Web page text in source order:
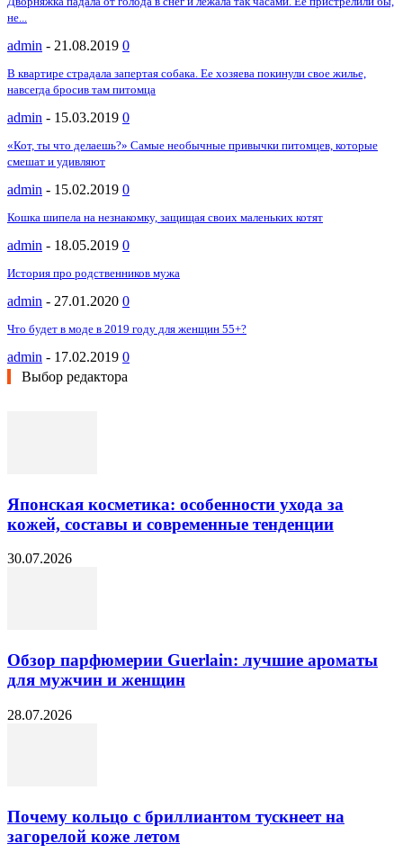
не...
admin - 21.08.2019 0
В квартире страдала запертая собака. Ее хозяева покинули свое жилье,
навсегда бросив там питомца
admin - 15.03.2019 0
«Кот, ты что делаешь?» Самые необычные привычки питомцев, которые
смешат и удивляют
admin - 15.02.2019 0
Кошка шипела на незнакомку, защищая своих маленьких котят
admin - 18.05.2019 0
История про родственников мужа
admin - 27.01.2020 0
Что будет в моде в 2019 году для женщин 55+?
admin - 17.02.2019 0
Выбор редактора
Японская косметика: особенности ухода за
кожей, составы и современные тенденции
30.07.2026
Обзор парфюмерии Guerlain: лучшие ароматы
для мужчин и женщин
28.07.2026
Почему кольцо с бриллиантом тускнеет на
загорелой коже летом